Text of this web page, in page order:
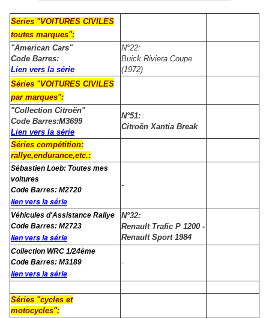
Séries "VOITURES CIVILES
toutes marques":
"American Cars"
Code Barres:
Lien vers la série
​N°22:
Buick Riviera Coupe
(1972)
Séries "VOITURES CIVILES
par marques":
"Collection Citroën"
Code Barres:M3699
Lien vers la série
N°51:
Citroën Xantia Break
Séries compétition:
rallye,endurance,etc.:
Sébastien Loeb: Toutes mes
voitures
Code Barres: M2720
lien vers la série
-
Véhicules d'Assistance Rallye
Code Barres: M2723
lien vers la série
N°32:
Renault Trafic P 1200 -
Renault Sport 1984
Collection WRC 1/24ème
Code Barres: M3189
lien vers la série
-
Séries "cycles et
motocycles":